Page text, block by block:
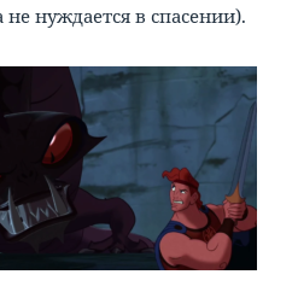
нуждается в спасении).